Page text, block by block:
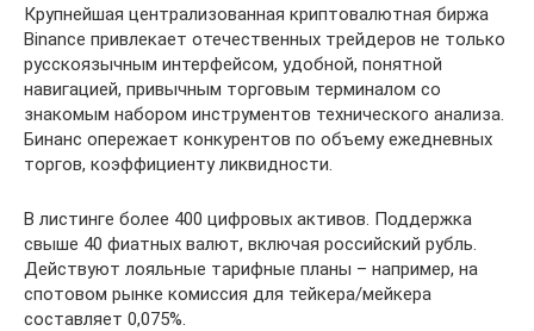
Крупнейшая централизованная криптовалютная биржа
Binance привлекает отечественных трейдеров не только
русскоязычным интерфейсом, удобной, понятной
навигацией, привычным торговым терминалом со
знакомым набором инструментов технического анализа.
Бинанс опережает конкурентов по объему ежедневных
торгов, коэффициенту ликвидности.
В листинге более 400 цифровых активов. Поддержка
свыше 40 фиатных валют, включая российский рубль.
Действуют лояльные тарифные планы – например, на
спотовом рынке комиссия для тейкера/мейкера
составляет 0,075%.